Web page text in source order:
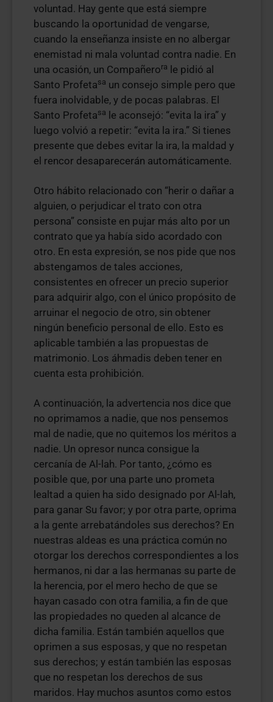
voluntad. Hay gente que está siempre
buscando la oportunidad de vengarse,
cuando la enseñanza insiste en no albergar
enemistad ni mala voluntad contra nadie. En
una ocasión, un Compañerora
le pidió al
Santo Profetasa un consejo simple pero que
fuera inolvidable, y de pocas palabras. El
Santo Profetasa
le aconsejó: “evita la ira” y
luego volvió a repetir: “evita la ira.” Si tienes
presente que debes evitar la ira, la maldad y
el rencor desaparecerán automáticamente.
Otro hábito relacionado con “herir o dañar a
alguien, o perjudicar el trato con otra
persona” consiste en pujar más alto por un
contrato que ya había sido acordado con
otro. En esta expresión, se nos pide que nos
abstengamos de tales acciones,
consistentes en ofrecer un precio superior
para adquirir algo, con el único propósito de
arruinar el negocio de otro, sin obtener
ningún beneficio personal de ello. Esto es
aplicable también a las propuestas de
matrimonio. Los áhmadis deben tener en
cuenta esta prohibición.
A continuación, la advertencia nos dice que
no oprimamos a nadie, que nos pensemos
mal de nadie, que no quitemos los méritos a
nadie. Un opresor nunca consigue la
cercanía de Al-lah. Por tanto, ¿cómo es
posible que, por una parte uno prometa
lealtad a quien ha sido designado por Al-lah,
para ganar Su favor; y por otra parte, oprima
a la gente arrebatándoles sus derechos? En
nuestras aldeas es una práctica común no
otorgar los derechos correspondientes a los
hermanos, ni dar a las hermanas su parte de
la herencia, por el mero hecho de que se
hayan casado con otra familia, a fin de que
las propiedades no queden al alcance de
dicha familia. Están también aquellos que
oprimen a sus esposas, y que no respetan
sus derechos; y están también las esposas
que no respetan los derechos de sus
maridos. Hay muchos asuntos como estos